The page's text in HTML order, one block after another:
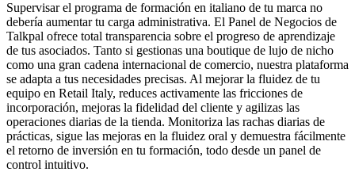
Supervisar el programa de formación en italiano de tu marca no
debería aumentar tu carga administrativa. El Panel de Negocios de
Talkpal ofrece total transparencia sobre el progreso de aprendizaje
de tus asociados. Tanto si gestionas una boutique de lujo de nicho
como una gran cadena internacional de comercio, nuestra plataforma
se adapta a tus necesidades precisas. Al mejorar la fluidez de tu
equipo en Retail Italy, reduces activamente las fricciones de
incorporación, mejoras la fidelidad del cliente y agilizas las
operaciones diarias de la tienda. Monitoriza las rachas diarias de
prácticas, sigue las mejoras en la fluidez oral y demuestra fácilmente
el retorno de inversión en tu formación, todo desde un panel de
control intuitivo.